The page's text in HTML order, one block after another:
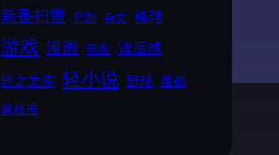
新番扫雷 日剧 杂文 棒球
游戏 漫画 电影 读后感
轻之文库 轻小说 野球 魔都
麻枝准